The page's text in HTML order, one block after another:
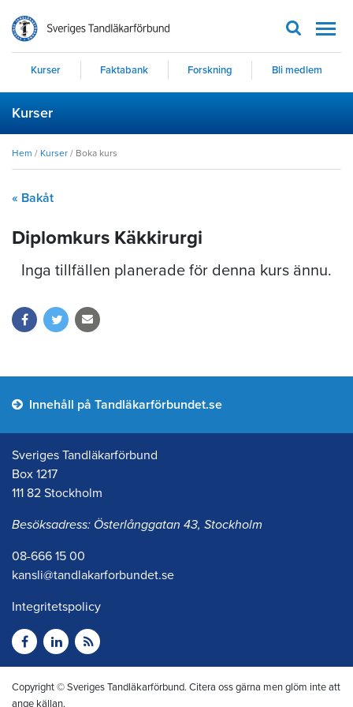
Kurser Faktabank Forskning Bli medlem
Kurser
Hem / Kurser / Boka kurs
« Bakåt
Diplomkurs Käkkirurgi
Inga tillfällen planerade för denna kurs ännu.
Innehåll på Tandläkarförbundet.se
Sveriges Tandläkarförbund
Box 1217
111 82 Stockholm
Besöksadress: Österlånggatan 43, Stockholm
08-666 15 00
kansli@tandlakarforbundet.se
Integritetspolicy
Copyright © Sveriges Tandläkarförbund. Citera oss gärna men glöm inte att
ange källan.